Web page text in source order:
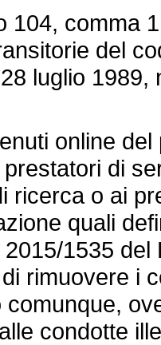
comma
del
luglio 1989,
online del
di
ricerca o ai
quali
1535 del
rimuovere i
condotte